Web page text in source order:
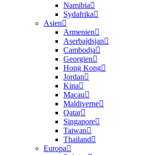
Namibia
Sydafrika
Asien
Armenien
Aserbajdsjan
Cambodja
Georgien
Hong Kong
Jordan
Kina
Macau
Maldiverne
Qatar
Singapore
Taiwan
Thailand
Europa